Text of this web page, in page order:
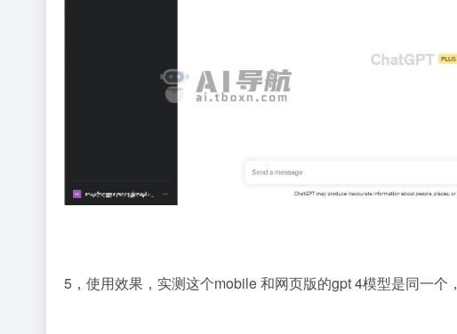
5，使用效果，实测这个mobile 和网页版的gpt 4模型是同一个